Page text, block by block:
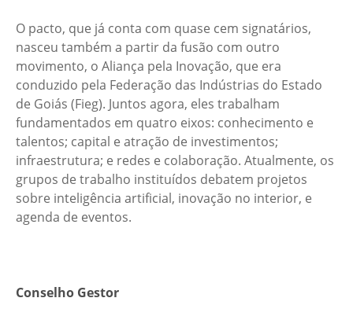
O pacto, que já conta com quase cem signatários,
nasceu também a partir da fusão com outro
movimento, o Aliança pela Inovação, que era
conduzido pela Federação das Indústrias do Estado
de Goiás (Fieg). Juntos agora, eles trabalham
fundamentados em quatro eixos: conhecimento e
talentos; capital e atração de investimentos;
infraestrutura; e redes e colaboração. Atualmente, os
grupos de trabalho instituídos debatem projetos
sobre inteligência artificial, inovação no interior, e
agenda de eventos.
Conselho Gestor